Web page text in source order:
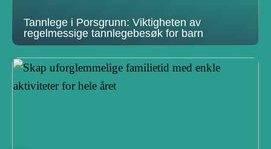
Tannlege i Porsgrunn: Viktigheten av
regelmessige tannlegebesøk for barn